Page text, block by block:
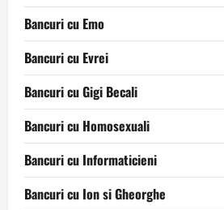
Bancuri cu Emo
Bancuri cu Evrei
Bancuri cu Gigi Becali
Bancuri cu Homosexuali
Bancuri cu Informaticieni
Bancuri cu Ion si Gheorghe